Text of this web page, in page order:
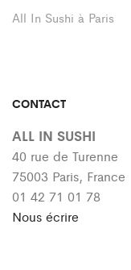
All In Sushi à Paris
CONTACT
ALL IN SUSHI
40 rue de Turenne
75003 Paris, France
01 42 71 01 78
Nous écrire